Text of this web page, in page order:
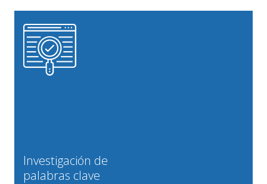
Investigación de
palabras clave